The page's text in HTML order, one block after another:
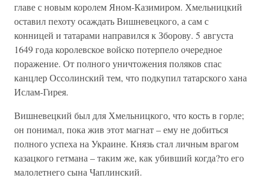
главе с новым королем Яном-Казимиром. Хмельницкий
оставил пехоту осаждать Вишневецкого, а сам с
конницей и татарами направился к Зборову. 5 августа
1649 года королевское войско потерпело очередное
поражение. От полного уничтожения поляков спас
канцлер Оссолинский тем, что подкупил татарского хана
Ислам-Гирея.
Вишневецкий был для Хмельницкого, что кость в горле;
он понимал, пока жив этот магнат – ему не добиться
полного успеха на Украине. Князь стал личным врагом
казацкого гетмана – таким же, как убивший когда?то его
малолетнего сына Чаплинский.